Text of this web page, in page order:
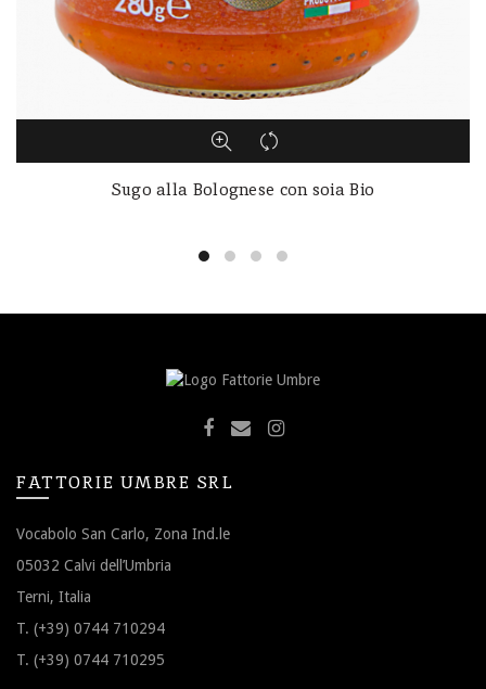
Sugo alla Bolognese con soia Bio
FATTORIE UMBRE SRL
Vocabolo San Carlo, Zona Ind.le
05032 Calvi dell’Umbria
Terni, Italia
T. (+39) 0744 710294
T. (+39) 0744 710295